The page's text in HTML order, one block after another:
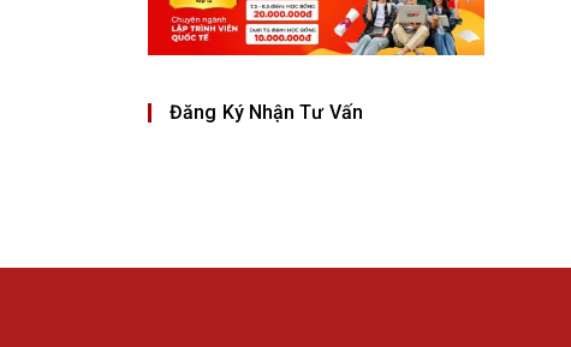
Đăng Ký Nhận Tư Vấn